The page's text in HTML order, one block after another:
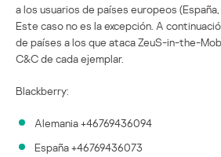
a los usuarios de países europeos
Este caso no es la excepción. A
de países a los que ataca ZeuS-in-the-
C&C de cada ejemplar.
Blackberry:
Alemania +46769436094
España +46769436073